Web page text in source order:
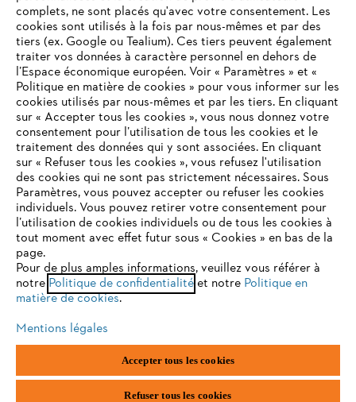
L'Entreprise
STIHL FAQ
Contact
Politique de protection des données
Mentions légales Utilisation des cookies
ANDREAS STIHL NV, Veurtstraat 117, 2870 Puurs-Sint-Amands,
België/Belgique
VAT Number: BE 0427.714.768
VOTRE NAVIGATEUR INTERNET
N'EST PLUS PRIS EN CHARGE
Vous utilisez un navigateur Internet que nous ne prenons plus
en charge, et certaines fonctionnalités de notre site ne
peuvent fonctionner correctement. Pour une utilisation
optimale de notre site, nous vous recommandons de passer à
l'un des navigateurs suivants :
firefox chrome
edge
complets, ne sont placés qu'avec votre consentement. Les
cookies sont utilisés à la fois par nous-mêmes et par des
tiers (ex. Google ou Tealium). Ces tiers peuvent également
traiter vos données à caractère personnel en dehors de
l’Espace économique européen. Voir « Paramètres » et «
Politique en matière de cookies » pour vous informer sur les
cookies utilisés par nous-mêmes et par les tiers. En cliquant
sur « Accepter tous les cookies », vous nous donnez votre
consentement pour l’utilisation de tous les cookies et le
traitement des données qui y sont associées. En cliquant
sur « Refuser tous les cookies », vous refusez l'utilisation
des cookies qui ne sont pas strictement nécessaires. Sous
Paramètres, vous pouvez accepter ou refuser les cookies
individuels. Vous pouvez retirer votre consentement pour
l’utilisation de cookies individuels ou de tous les cookies à
tout moment avec effet futur sous « Cookies » en bas de la
page.
Pour de plus amples informations, veuillez vous référer à
notre Politique de confidentialitéet notre Politique en
matière de cookies.
Mentions légales
Accepter tous les cookies
Refuser tous les cookies